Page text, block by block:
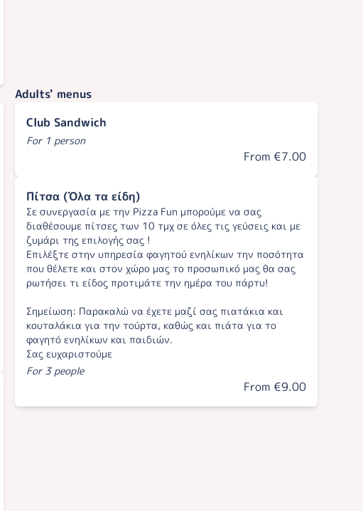
Adults' menus
Club Sandwich
For 1 person
From €7.00
Πίτσα (Όλα τα είδη)
Σε συνεργασία με την Pizza Fun μπορούμε να σας
διαθέσουμε πίτσες των 10 τμχ σε όλες τις γεύσεις και με
ζυμάρι της επιλογής σας !
Επιλέξτε στην υπηρεσία φαγητού ενηλίκων την ποσότητα
που θέλετε και στον χώρο μας το προσωπικό μας θα σας
ρωτήσει τι είδος προτιμάτε την ημέρα του πάρτυ!
Σημείωση: Παρακαλώ να έχετε μαζί σας πιατάκια και
κουταλάκια για την τούρτα, καθώς και πιάτα για το
φαγητό ενηλίκων και παιδιών.
Σας ευχαριστούμε
For 3 people
From €9.00